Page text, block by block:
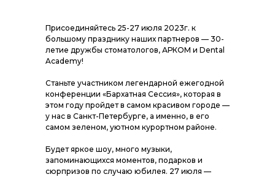
Присоединяйтесь 25-27 июля 2023г. к
большому празднику наших партнеров — 30-
летие дружбы стоматологов, АРКОМ и Dental
Academy!
Станьте участником легендарной ежегодной
конференции «Бархатная Сессия», которая в
этом году пройдет в самом красивом городе —
у нас в Санкт-Петербурге, а именно, в его
самом зеленом, уютном курортном районе.
Будет яркое шоу, много музыки,
запоминающихся моментов, подарков и
сюрпризов по случаю юбилея. 27 июля —